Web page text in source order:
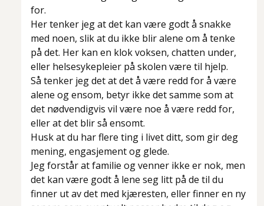
for.
Her tenker jeg at det kan være godt å snakke
med noen, slik at du ikke blir alene om å tenke
på det. Her kan en klok voksen, chatten under,
eller helsesykepleier på skolen være til hjelp.
Så tenker jeg det at det å være redd for å være
alene og ensom, betyr ikke det samme som at
det nødvendigvis vil være noe å være redd for,
eller at det blir så ensomt.
Husk at du har flere ting i livet ditt, som gir deg
mening, engasjement og glede.
Jeg forstår at familie og venner ikke er nok, men
det kan være godt å lene seg litt på de til du
finner ut av det med kjæresten, eller finner en ny